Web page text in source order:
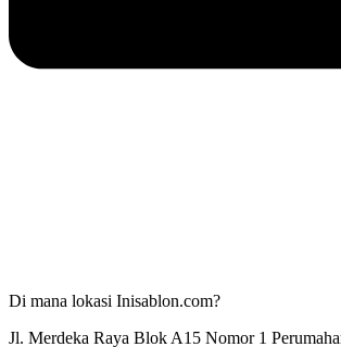
Di mana lokasi Inisablon.com?
Jl. Merdeka Raya Blok A15 Nomor 1